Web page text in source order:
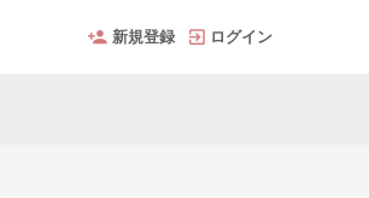
新規登録 ログイン